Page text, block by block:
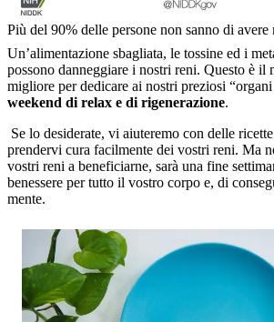
Più del 90% delle persone non sanno di avere
Un’alimentazione sbagliata, le tossine ed i
possono danneggiare i nostri reni. Questo è il
migliore per dedicare ai nostri preziosi
weekend di relax e di rigenerazione.
Se lo desiderate, vi aiuteremo con delle
prendervi cura facilmente dei vostri reni. Ma
vostri reni a beneficiarne, sarà una fine
benessere per tutto il vostro corpo e, di
mente.